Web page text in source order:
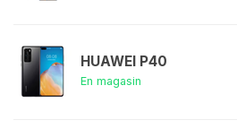
HUAWEI P40
En magasin